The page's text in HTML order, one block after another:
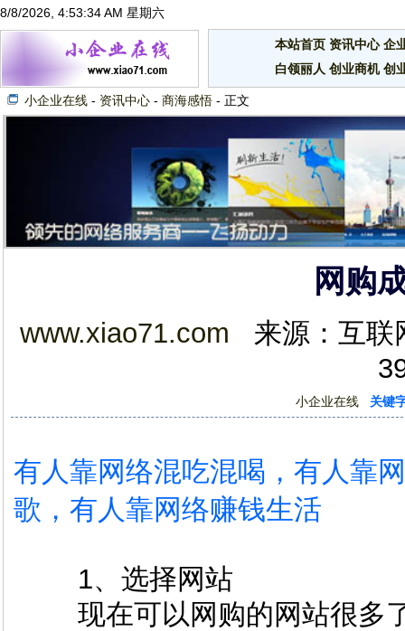
8/8/2026, 4:53:35 AM 星期六
本站首页 资讯中心 企
白领丽人 创业商机 创
小企业在线 - 资讯中心 - 商海感悟 - 正文
网购
www.xiao71.com 来源：互
小企业在线 关键
有人靠网络混吃混喝，有人靠
歌，有人靠网络赚钱生活
1、选择网站
现在可以网购的网站很多了